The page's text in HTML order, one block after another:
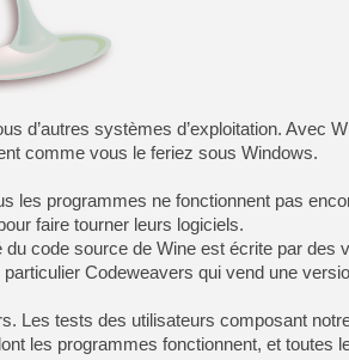
[GK] Pourquoi Marvel
[GK] GTA 6 : Rockstar
[GK] Hot Wheels Infinite
[GK] Mémoire cash -
[GK] Résultats Nintendo :
[GK] Déjà des
[Mo5] Brickboy cherche à
[GK] Minecraft et ses «
[GK] Beast of
[GK] Ubisoft : fin de partie
[GK] Mémoire cash -
[GK] Dan Houser (GTA)
[GK] Comment EA Sports
[GK] Crimson Moon : un
[GK] Isle of Reveries : le
[GK] Moonlighter 2 : The
d’autres systèmes d’exploitation. Avec
comme vous le feriez sous Windows.
les programmes ne fonctionnent pas
faire tourner leurs logiciels.
code source de Wine est écrite par des
Codeweavers qui vend une
Les tests des utilisateurs composant
les programmes fonctionnent, et toutes